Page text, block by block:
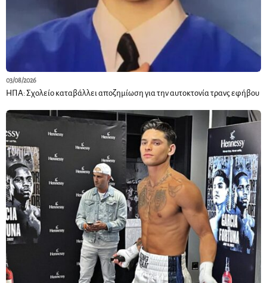
03/08/2026
ΗΠΑ: Σχολείο καταβάλλει αποζημίωση για την αυτοκτονία τρανς εφήβου